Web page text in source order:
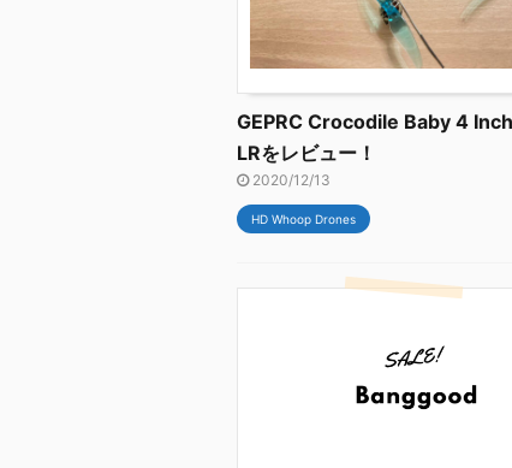
GEPRC Crocodile Baby 4
LRをレビュー！
2020/12/13
HD Whoop Drones